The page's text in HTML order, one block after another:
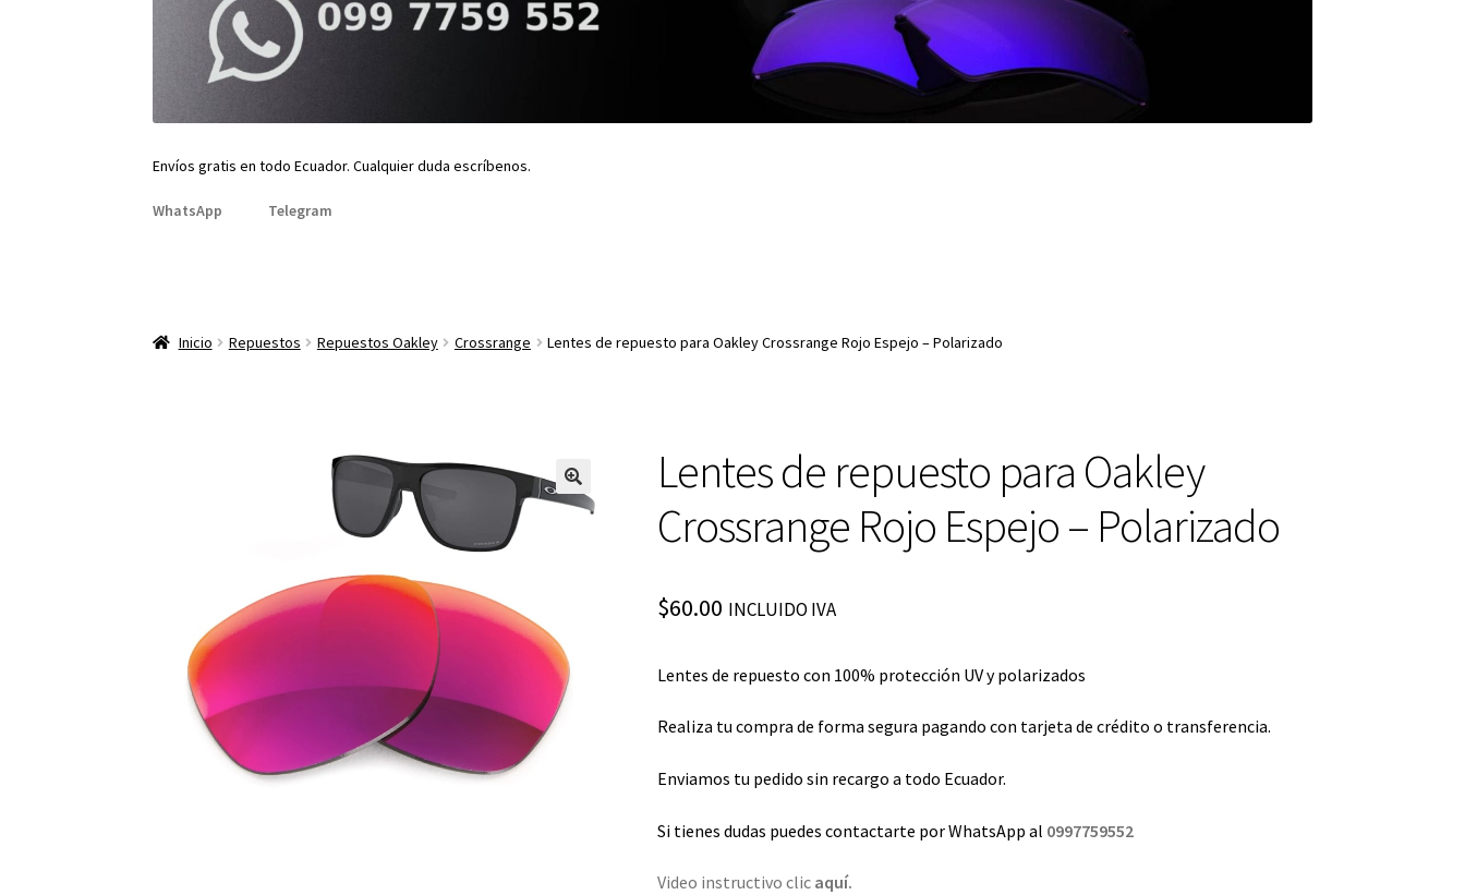
Envíos gratis en todo Ecuador. Cualquier duda escríbenos.
WhatsApp Telegram
Inicio Repuestos Repuestos Oakley Crossrange Lentes de repuesto para Oakley Crossrange Rojo Espejo – Polarizado
Lentes de repuesto para Oakley
Crossrange Rojo Espejo – Polarizado
$60.00 INCLUIDO IVA
Lentes de repuesto con 100% protección UV y polarizados
Realiza tu compra de forma segura pagando con tarjeta de crédito o transferencia.
Enviamos tu pedido sin recargo a todo Ecuador.
Si tienes dudas puedes contactarte por WhatsApp al 0997759552
Video instructivo clic aquí.